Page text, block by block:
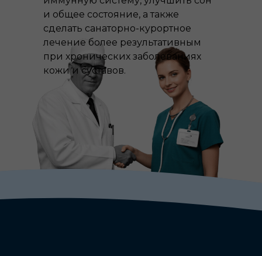
и общее состояние, а также
сделать санаторно-курортное
лечение более результативным
при хронических заболеваниях
кожи и суставов.